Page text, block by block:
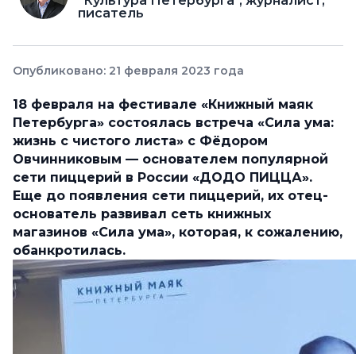
писатель
Опубликовано: 21 февраля 2023 года
18 февраля на фестивале «Книжный маяк
Петербурга» состоялась встреча «Сила ума:
жизнь с чистого листа» с Фёдором
Овчинниковым — основателем популярной
сети пиццерий в России «ДОДО ПИЦЦА».
Еще до появления сети пиццерий, их отец-
основатель развивал сеть книжных
магазинов «Сила ума», которая, к сожалению,
обанкротилась.